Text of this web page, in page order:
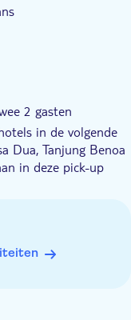
2 gasten
in de volgende
Dua, Tanjung Benoa
in deze pick-up
moet je dit